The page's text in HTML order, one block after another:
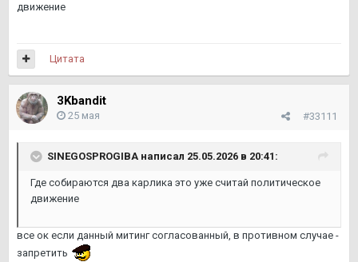
движение
Цитата
3Kbandit
#33111
25 мая
SINEGOSPROGIBA написал 25.05.2026 в 20:41:
Где собираются два карлика это уже считай политическое
движение
все ок если данный митинг согласованный, в противном случае -
запретить